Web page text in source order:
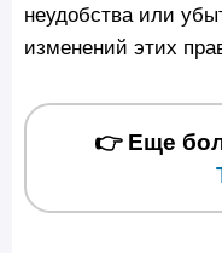
неудобства или
изменений этих
👉 Еще